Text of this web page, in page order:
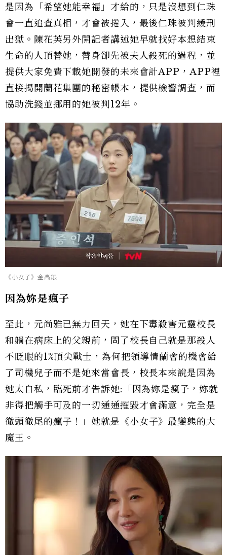
是因為「希望她能幸福」才給的，只是沒想到仁珠
會一直追查真相，才會被捲入，最後仁珠被判緩刑
出獄。陳花英另外開記者講述她早就找好本想結束
生命的人頂替她，替身卻先被夫人殺死的過程，並
提供大家免費下載她開發的未來會計APP，APP裡
直接揭開蘭花集團的秘密帳本，提供檢警調查，而
協助洗錢並挪用的她被判12年。
《小女子》金高銀
因為妳是瘋子
至此，元尚雅已無力回天，她在下毒殺害元靈校長
和躺在病床上的父親前，問了校長自己就是那殺人
不眨眼的1%頂尖戰士，為何把領導情蘭會的機會給
了司機兒子而不是她來當會長，校長本來說是因為
她太自私，臨死前才告訴她:「因為妳是瘋子，妳就
非得把觸手可及的一切通通摧毀才會滿意，完全是
徹頭徹尾的瘋子！」她就是 《小女子》最變態的大
魔王。